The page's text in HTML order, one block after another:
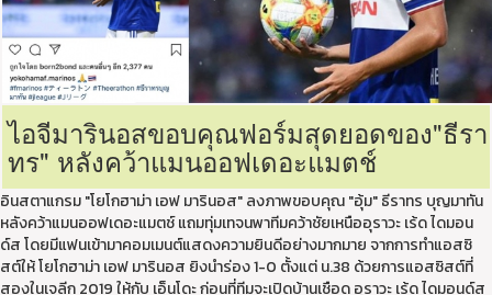
ไอจีมารินอสขอบคุณฟอร์มสุดยอดของ"ธีรา
ทร" หลังคว้าแมนออฟเดอะแมตช์
อินสตาแกรม "โยโกฮาม่า เอฟ มารินอส" ลงภาพขอบคุณ "อุ้ม" ธีราทร บุญมาทัน
หลังคว้าแมนออฟเดอะแมตช์ แถมทุ่มเทจนพาทีมคว้าชัยเหนืออุราวะ เร้ด ไดมอน
ด์ส โดยมีแฟนเข้ามาคอมเมนต์แสดงความยินดีอย่างมากมาย จากการทำแอสซิ
สต์ให้ โยโกฮาม่า เอฟ มารินอส ยิงนำร่อง 1-0 ตั้งแต่ น.38 ด้วยการแอสซิสต์ที่
สองในเจลีก 2019 ให้กับ เอ็นโดะ ก่อนที่ทีมจะเปิดบ้านเชือด อุราวะ เร้ด ไดมอนด์ส